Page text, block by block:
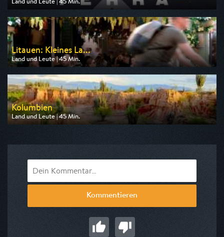
Ausgestrahlt von ZDF neo
am 08.08.2026, 15:25
Litauen: Kleines La...
Land und Leute | 45 Min.
Ausgestrahlt von NDR
am 13.08.2026, 20:15
Kolumbien
Land und Leute | 45 Min.
Ausgestrahlt von arte
Kommentieren